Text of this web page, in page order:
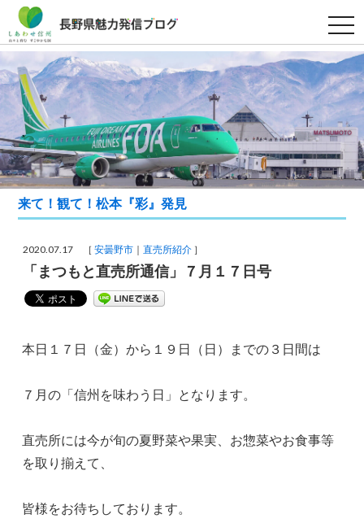
t
o
g
g
l
e
n
a
v
i
a
t
i
o
来て！観て！松本『彩』発見
2020.07.17 ［安曇野市 直売所紹介 ］
「まつもと直売所通信」７月１７日号
本日１７日（金）から１９日（日）までの３日間は
７月の「信州を味わう日」となります。
直売所には今が旬の夏野菜や果実、お惣菜やお食事等
を取り揃えて、
皆様をお待ちしております。